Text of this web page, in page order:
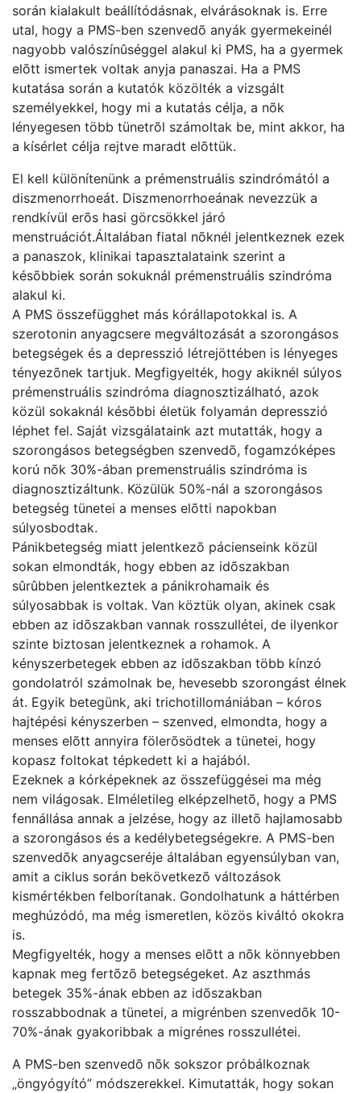
során kialakult beállítódásnak, elvárásoknak is. Erre
utal, hogy a PMS-ben szenvedõ anyák gyermekeinél
nagyobb valószínûséggel alakul ki PMS, ha a gyermek
elõtt ismertek voltak anyja panaszai. Ha a PMS
kutatása során a kutatók közölték a vizsgált
személyekkel, hogy mi a kutatás célja, a nõk
lényegesen több tünetrõl számoltak be, mint akkor, ha
a kísérlet célja rejtve maradt elõttük.
El kell különítenünk a prémenstruális szindrómától a
diszmenorrhoeát. Diszmenorrhoeának nevezzük a
rendkívül erõs hasi görcsökkel járó
menstruációt.Általában fiatal nõknél jelentkeznek ezek
a panaszok, klinikai tapasztalataink szerint a
késõbbiek során sokuknál prémenstruális szindróma
alakul ki.
A PMS összefügghet más kórállapotokkal is. A
szerotonin anyagcsere megváltozását a szorongásos
betegségek és a depresszió létrejöttében is lényeges
tényezõnek tartjuk. Megfigyelték, hogy akiknél súlyos
prémenstruális szindróma diagnosztizálható, azok
közül sokaknál késõbbi életük folyamán depresszió
léphet fel. Saját vizsgálataink azt mutatták, hogy a
szorongásos betegségben szenvedõ, fogamzóképes
korú nõk 30%-ában premenstruális szindróma is
diagnosztizáltunk. Közülük 50%-nál a szorongásos
betegség tünetei a menses elõtti napokban
súlyosbodtak.
Pánikbetegség miatt jelentkezõ pácienseink közül
sokan elmondták, hogy ebben az idõszakban
sûrûbben jelentkeztek a pánikrohamaik és
súlyosabbak is voltak. Van köztük olyan, akinek csak
ebben az idõszakban vannak rosszullétei, de ilyenkor
szinte biztosan jelentkeznek a rohamok. A
kényszerbetegek ebben az idõszakban több kínzó
gondolatról számolnak be, hevesebb szorongást élnek
át. Egyik betegünk, aki trichotillomániában – kóros
hajtépési kényszerben – szenved, elmondta, hogy a
menses elõtt annyira fölerõsödtek a tünetei, hogy
kopasz foltokat tépkedett ki a hajából.
Ezeknek a kórképeknek az összefüggései ma még
nem világosak. Elméletileg elképzelhetõ, hogy a PMS
fennállása annak a jelzése, hogy az illetõ hajlamosabb
a szorongásos és a kedélybetegségekre. A PMS-ben
szenvedõk anyagcseréje általában egyensúlyban van,
amit a ciklus során bekövetkezõ változások
kismértékben felborítanak. Gondolhatunk a háttérben
meghúzódó, ma még ismeretlen, közös kiváltó okokra
is.
Megfigyelték, hogy a menses elõtt a nõk könnyebben
kapnak meg fertõzõ betegségeket. Az aszthmás
betegek 35%-ának ebben az idõszakban
rosszabbodnak a tünetei, a migrénben szenvedõk 10-
70%-ának gyakoribbak a migrénes rosszullétei.
A PMS-ben szenvedõ nõk sokszor próbálkoznak
„öngyógyító” módszerekkel. Kimutatták, hogy sokan